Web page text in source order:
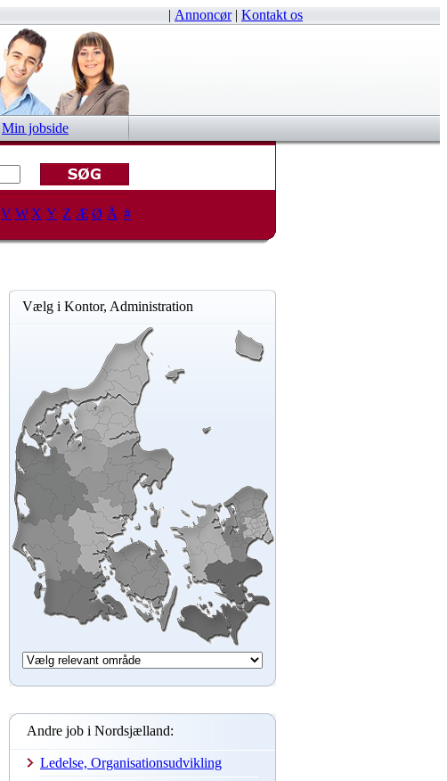
| Annoncør| Kontakt os
Min jobside
V W X Y Z Æ Ø Å #
Vælg i Kontor, Administration
Andre job i Nordsjælland:
Ledelse, Organisationsudvikling